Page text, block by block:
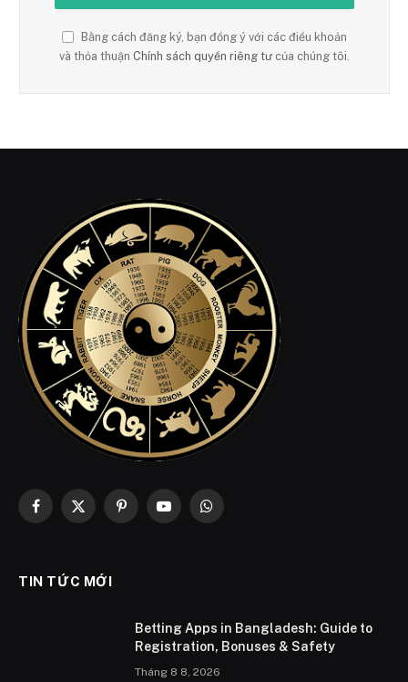
Bằng cách đăng ký, bạn đồng ý với các điều khoản
và thỏa thuận Chính sách quyền riêng tư của chúng tôi.
Facebook
X
PinterestYouTubeWhatsApp
TIN TỨC MỚI
Betting Apps in Bangladesh: Guide to
Registration, Bonuses & Safety
Tháng 8 8, 2026